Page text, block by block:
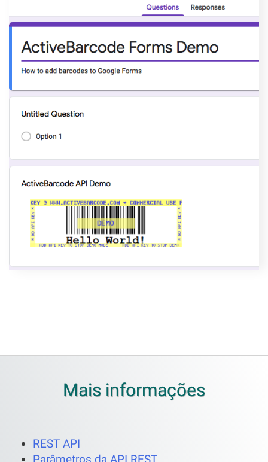
Mais informações
REST API
Parâmetros da API REST.